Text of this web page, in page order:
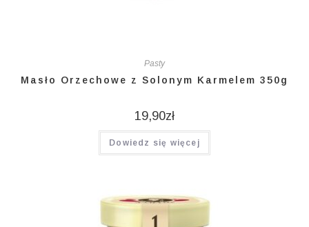
Pasty
Masło Orzechowe z Solonym Karmelem 350g
19,90zł
Dowiedz się więcej